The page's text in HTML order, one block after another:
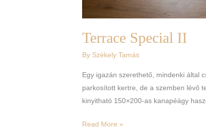
Terrace Special II
By Székely Tamás
Egy igazán szerethető, mindenki által
parkosított kertre, de a szemben lévő
kinyitható 150×200-as kanapéágy
Read More »